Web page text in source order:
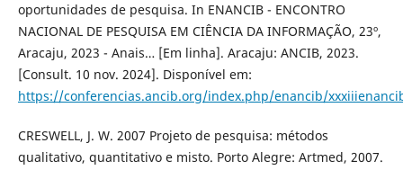
oportunidades de pesquisa. In ENANCIB - ENCONTRO
NACIONAL DE PESQUISA EM CIÊNCIA DA INFORMAÇÃO, 23º,
Aracaju, 2023 - Anais… [Em linha]. Aracaju: ANCIB, 2023.
[Consult. 10 nov. 2024]. Disponível em:
https://conferencias.ancib.org/index.php/enancib/
CRESWELL, J. W. 2007 Projeto de pesquisa: métodos
qualitativo, quantitativo e misto. Porto Alegre: Artmed, 2007.